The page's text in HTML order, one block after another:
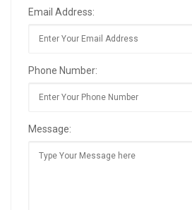
Email Address:
Phone Number:
Message: